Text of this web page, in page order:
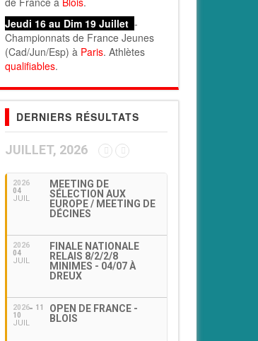
Jeudi 16 au Dim 19 Juillet -
Championnats de France Jeunes
(Cad/Jun/Esp) à Paris. Athlètes
qualifiables.
DERNIERS RÉSULTATS
JUILLET, 2026
2026
04
JUIL
MEETING DE
SÉLECTION AUX
EUROPE / MEETING DE
DÉCINES
2026
04
JUIL
FINALE NATIONALE
RELAIS 8/2/2/8
MINIMES - 04/07 À
DREUX
2026
10
JUIL
11
OPEN DE FRANCE -
BLOIS